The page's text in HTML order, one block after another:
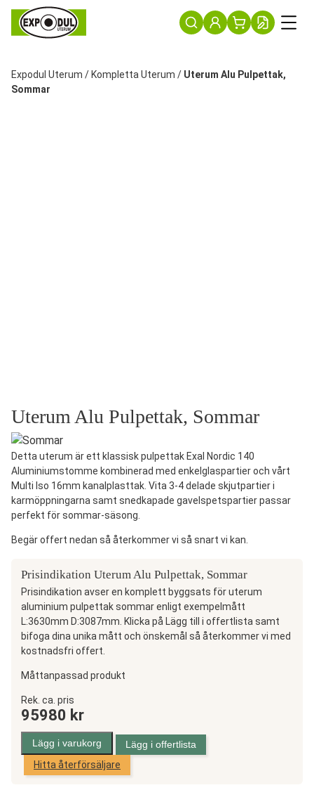
Expodul Uterum / Kompletta Uterum / Uterum Alu Pulpettak,
Sommar
Uterum Alu Pulpettak, Sommar
Detta uterum är ett klassisk pulpettak Exal Nordic 140
Aluminiumstomme kombinerad med enkelglaspartier och vårt
Multi Iso 16mm kanalplasttak. Vita 3-4 delade skjutpartier i
karmöppningarna samt snedkapade gavelspetspartier passar
perfekt för sommar-säsong.
Begär offert nedan så återkommer vi så snart vi kan.
Prisindikation Uterum Alu Pulpettak, Sommar
Prisindikation avser en komplett byggsats för uterum
aluminium pulpettak sommar enligt exempelmått
L:3630mm D:3087mm. Klicka på Lägg till i offertlista samt
bifoga dina unika mått och önskemål så återkommer vi med
kostnadsfri offert.
Måttanpassad produkt
Uterum
Alu
Pulpettak,
Sommar
mängd
Rek. ca. pris
95980 kr
Lägg i varukorg
Lägg i offertlista
Hitta återförsäljare